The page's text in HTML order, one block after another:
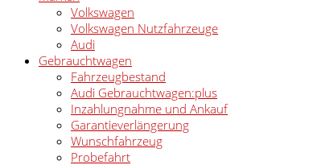
Volkswagen
Volkswagen Nutzfahrzeuge
Audi
Gebrauchtwagen
Fahrzeugbestand
Audi Gebrauchtwagen:plus
Inzahlungnahme und Ankauf
Garantieverlängerung
Wunschfahrzeug
Probefahrt